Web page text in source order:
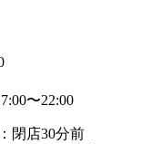
〜22:00
閉店30分前